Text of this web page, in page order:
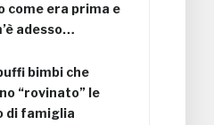
come era prima e
adesso…
bimbi che
“rovinato” le
di famiglia